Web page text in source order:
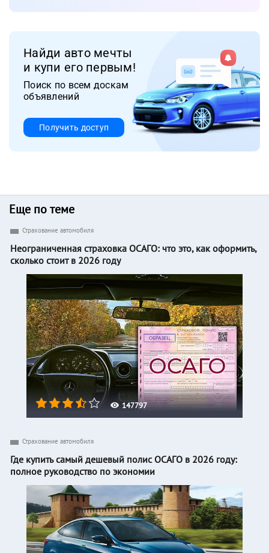
Найди авто мечты
и купи его первым!
Поиск по всем доскам
объявлений
Получить доступ
Еще по теме
147797
Страхование автомобиля
Неограниченная страховка ОСАГО: что это, как оформить,
сколько стоит в 2026 году
Страхование автомобиля
Где купить самый дешевый полис ОСАГО в 2026 году:
полное руководство по экономии